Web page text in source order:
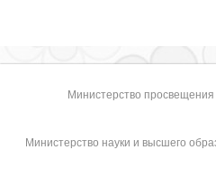
Министерство
Министерство науки и высшего